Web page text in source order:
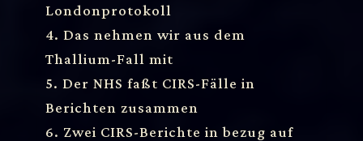
Londonprotokoll
4. Das nehmen wir aus dem
Thallium-Fall mit
5. Der NHS faßt CIRS-Fälle in
Berichten zusammen
6. Zwei CIRS-Berichte in bezug auf